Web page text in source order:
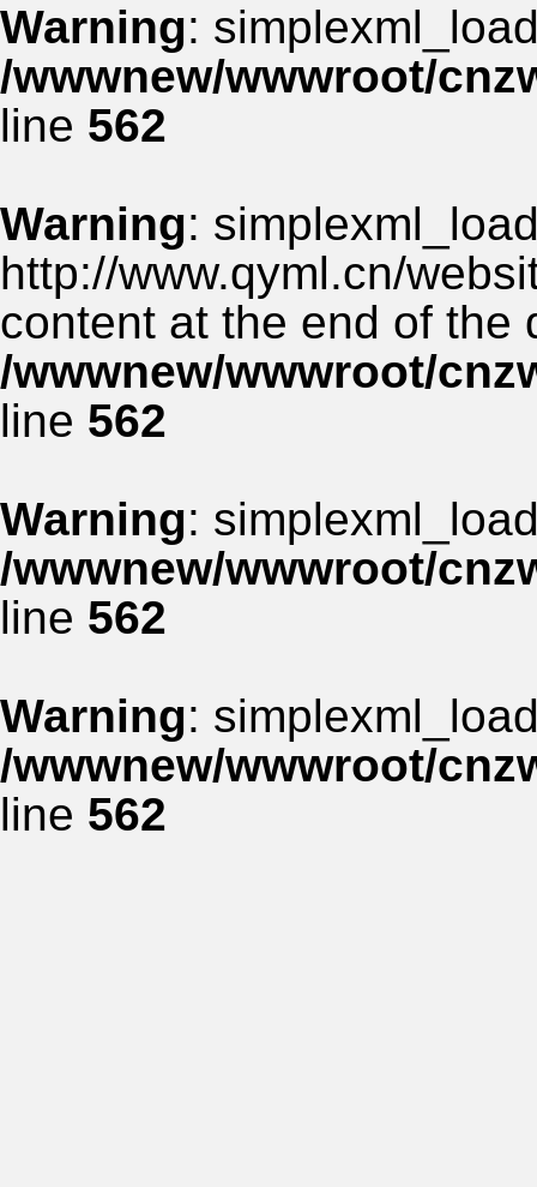
Warning:
/wwwnew/wwwroot/
line 562
Warning:
http://www.qyml.cn/
content at the end of the
/wwwnew/wwwroot/
line 562
Warning:
/wwwnew/wwwroot/
line 562
Warning:
/wwwnew/wwwroot/
line 562